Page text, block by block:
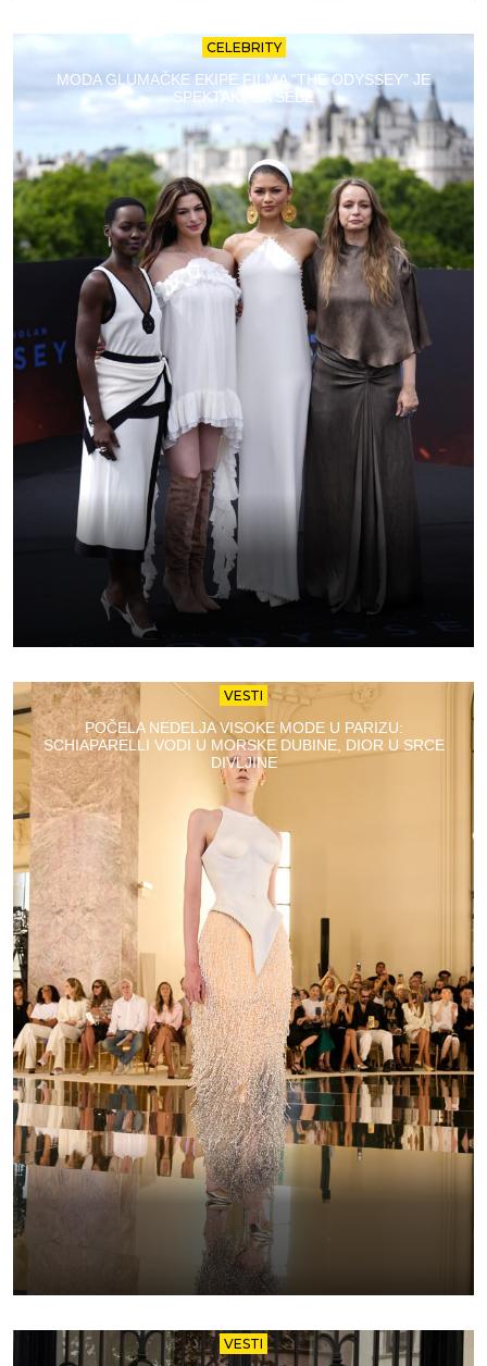
CELEBRITY
MODA GLUMAČKE EKIPE FILMA “THE ODYSSEY” JE
SPEKTAKL ZA SEBE
VESTI
POČELA NEDELJA VISOKE MODE U PARIZU:
SCHIAPARELLI VODI U MORSKE DUBINE, DIOR U SRCE
DIVLJINE
VESTI